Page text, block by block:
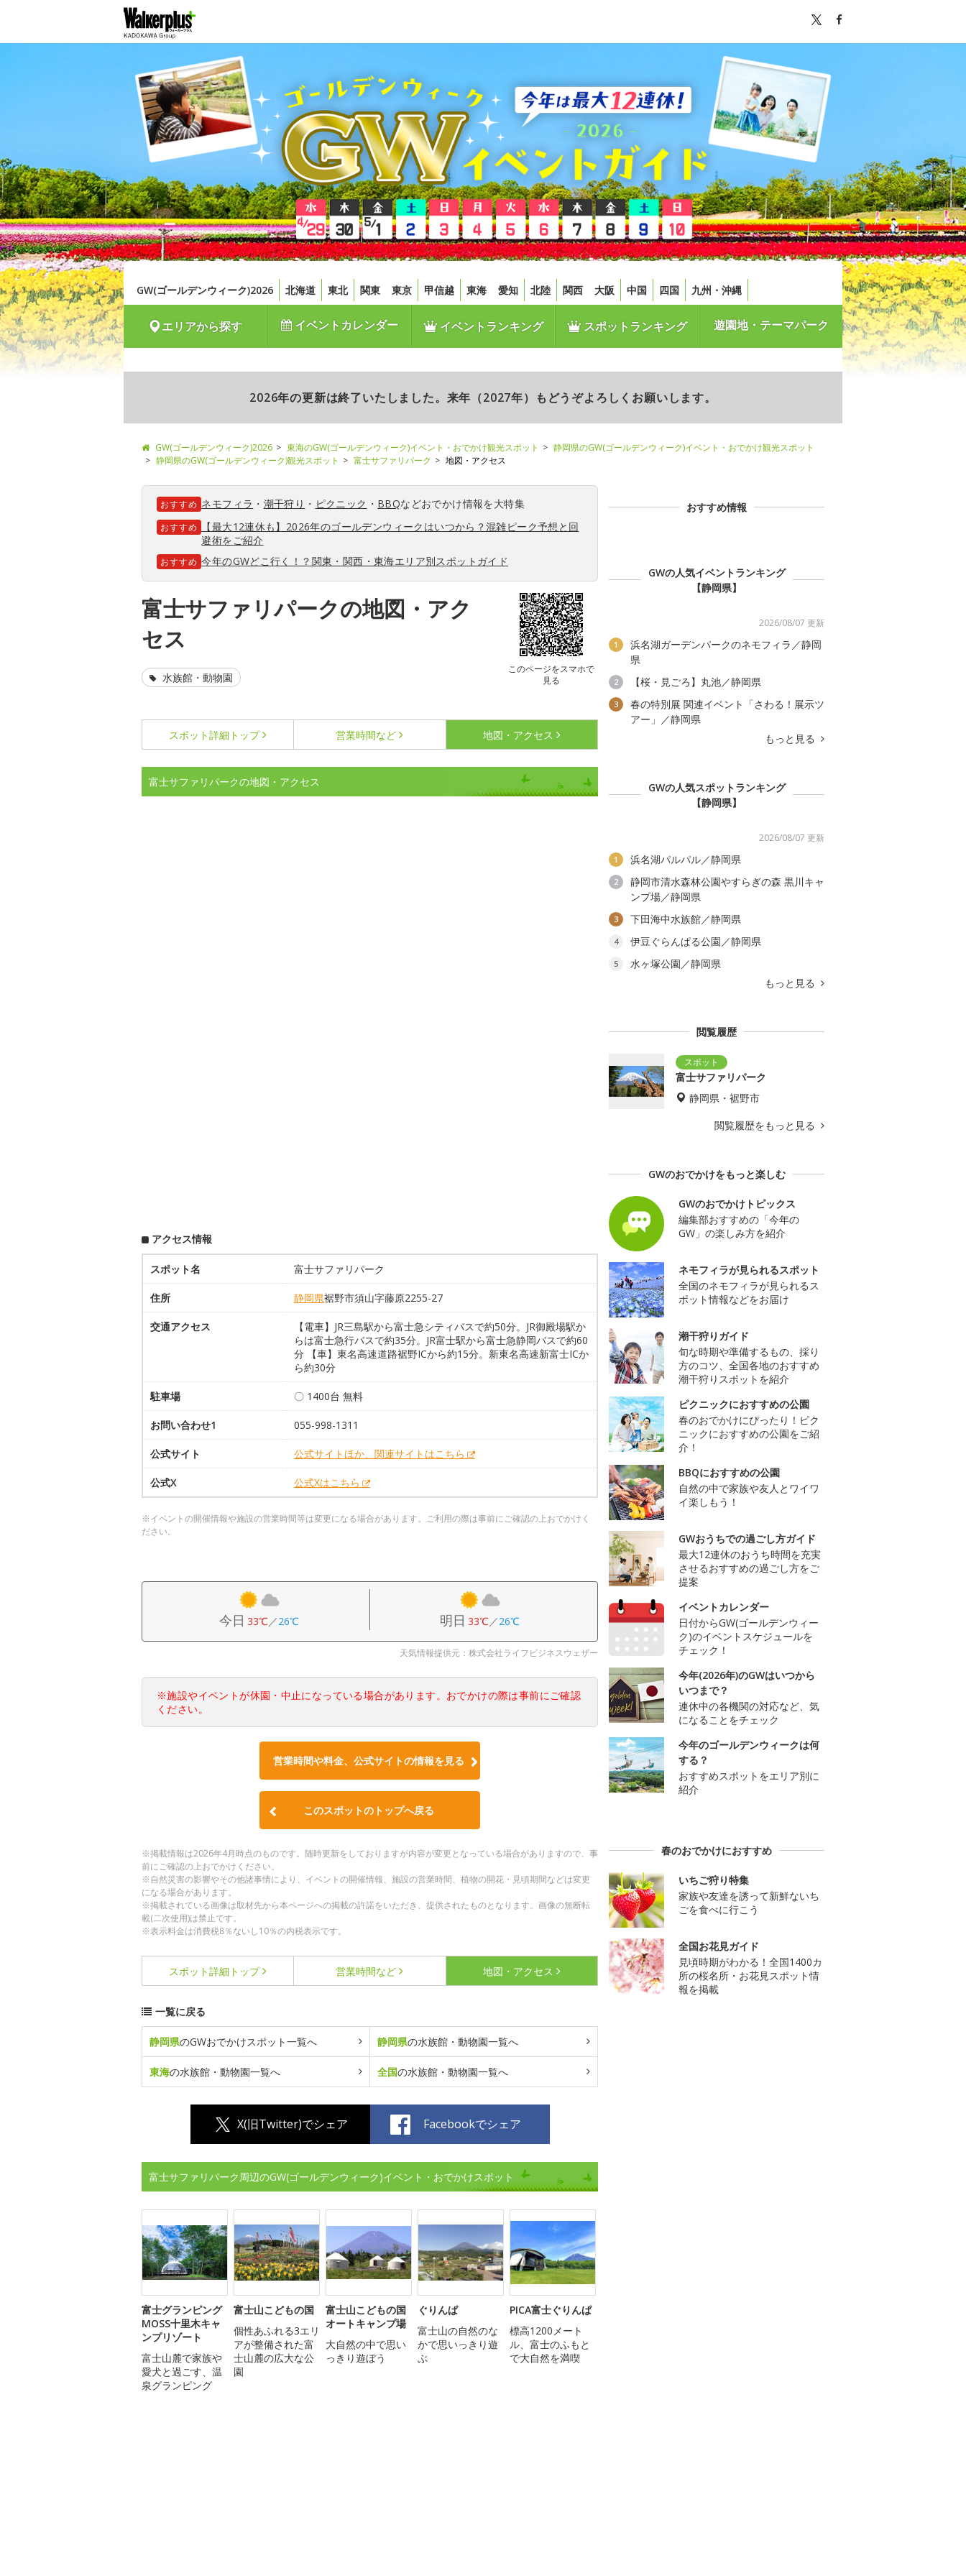
GW(ゴールデンウィーク)2026 北海道 東北 関東 東京 甲信越 東海 愛知 北陸 関西 大阪 中国 四国 九州・沖縄
エリアから探す イベントカレンダー イベントランキング スポットランキング 遊園地・テーマパーク
2026年の更新は終了いたしました。来年（2027年）もどうぞよろしくお願いします。
GW(ゴールデンウィーク)2026 東海のGW(ゴールデンウィーク)イベント・おでかけ観光スポット
静岡県のGW(ゴールデンウィーク)イベント・おでかけ観光スポット
静岡県のGW(ゴールデンウィーク)観光スポット
富士サファリパーク 地図・アクセス
おすすめ ネモフィラ ・ 潮干狩り ・ ピクニック ・ BBQなどおでかけ情報を大特集
おすすめ
【最大12連休も】2026年のゴールデンウィークはいつから？混雑ピーク予想と回
避術をご紹介
おすすめ 今年のGWどこ行く！？関東・関西・東海エリア別スポットガイド
富士サファリパークの地図・アク
セス
このページをスマホで
見る
水族館・動物園
スポット詳細 トップ 営業時間など 地図・アクセス
富士サファリパークの地図・アクセス
アクセス情報
スポット名 富士サファリパーク
住所 静岡県裾野市須山字藤原2255-27
交通アクセス
【電車】JR三島駅から富士急シティバスで約50分。JR御殿場駅か
らは富士急行バスで約35分。JR富士駅から富士急静岡バスで約60
分 【車】東名高速道路裾野ICから約15分。新東名高速新富士ICか
ら約30分
駐車場 〇 1400台 無料
お問い合わせ1 055-998-1311
公式サイト 公式サイトほか、関連サイトはこちら
公式X 公式Xはこちら
※イベントの開催情報や施設の営業時間等は変更になる場合があります。ご利用の際は事前にご確認の上おでかけく
ださい。
今日 33℃／26℃ 明日 33℃／26℃
天気情報提供元：株式会社ライフビジネスウェザー
※施設やイベントが休園・中止になっている場合があります。おでかけの際は事前にご確認
ください。
営業時間や料金、公式サイトの情報を見る
このスポットのトップへ戻る
※掲載情報は2026年4月時点のものです。随時更新をしておりますが内容が変更となっている場合がありますので、事
前にご確認の上おでかけください。
※自然災害の影響やその他諸事情により、イベントの開催情報、施設の営業時間、植物の開花・見頃期間などは変更
になる場合があります。
※掲載されている画像は取材先から本ページへの掲載の許諾をいただき、提供されたものとなります。画像の無断転
載(二次使用)は禁止です。
※表示料金は消費税8％ないし10％の内税表示です。
スポット詳細 トップ 営業時間など 地図・アクセス
一覧に戻る
静岡県のGWおでかけスポット一覧へ 静岡県の水族館・動物園一覧へ
東海の水族館・動物園一覧へ 全国の水族館・動物園一覧へ
X(旧Twitter)でシェア Facebookでシェア
富士サファリパーク周辺のGW(ゴールデンウィーク)イベント・おでかけスポット
富士グランピング
MOSS十里木キャ
ンプリゾート
富士山麓で家族や
愛犬と過ごす、温
泉グランピング
富士山こどもの国
個性あふれる3エリ
アが整備された富
士山麓の広大な公
園
富士山こどもの国
オートキャンプ場
大自然の中で思い
っきり遊ぼう
ぐりんぱ
富士山の自然のな
かで思いっきり遊
ぶ
PICA富士ぐりんぱ
標高1200メート
ル、富士のふもと
で大自然を満喫
おすすめ情報
GWの人気イベントランキング
【静岡県】
2026/08/07 更新
1
浜名湖ガーデンパークのネモフィラ／静岡
県
2 【桜・見ごろ】丸池／静岡県
3
春の特別展 関連イベント「さわる！展示ツ
アー」／静岡県
もっと見る
GWの人気スポットランキング
【静岡県】
2026/08/07 更新
1 浜名湖パルパル／静岡県
2
静岡市清水森林公園やすらぎの森 黒川キャ
ンプ場／静岡県
3 下田海中水族館／静岡県
4 伊豆ぐらんぱる公園／静岡県
5
水ヶ塚公園／静岡県
もっと見る
閲覧履歴
富士サファリパーク
静岡県・裾野市
閲覧履歴をもっと見る
GWのおでかけをもっと楽しむ
GWのおでかけトピックス
編集部おすすめの「今年の
GW」の楽しみ方を紹介
ネモフィラが見られるスポット
全国のネモフィラが見られるス
ポット情報などをお届け
潮干狩りガイド
旬な時期や準備するもの、採り
方のコツ、全国各地のおすすめ
潮干狩りスポットを紹介
ピクニックにおすすめの公園
春のおでかけにぴったり！ピク
ニックにおすすめの公園をご紹
介！
BBQにおすすめの公園
自然の中で家族や友人とワイワ
イ楽しもう！
GWおうちでの過ごし方ガイド
最大12連休のおうち時間を充実
させるおすすめの過ごし方をご
提案
イベントカレンダー
日付からGW(ゴールデンウィー
ク)のイベントスケジュールを
チェック！
今年(2026年)のGWはいつから
いつまで？
連休中の各機関の対応など、気
になることをチェック
今年のゴールデンウィークは何
する？
おすすめスポットをエリア別に
紹介
春のおでかけにおすすめ
いちご狩り特集
家族や友達を誘って新鮮ないち
ごを食べに行こう
全国お花見ガイド
見頃時期がわかる！全国1400カ
所の桜名所・お花見スポット情
報を掲載